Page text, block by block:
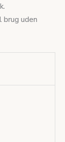
brug uden